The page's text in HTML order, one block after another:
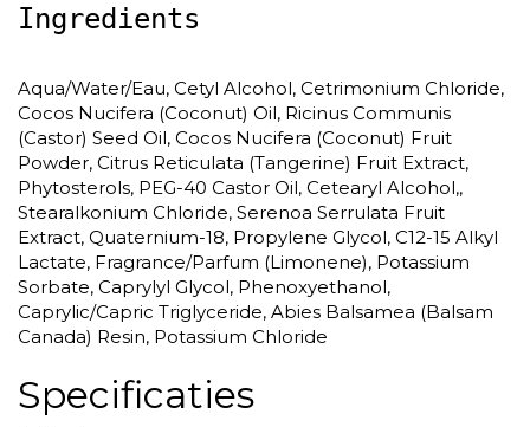
Ingredients
Aqua/Water/Eau, Cetyl Alcohol, Cetrimonium Chloride,
Cocos Nucifera (Coconut) Oil, Ricinus Communis
(Castor) Seed Oil, Cocos Nucifera (Coconut) Fruit
Powder, Citrus Reticulata (Tangerine) Fruit Extract,
Phytosterols, PEG-40 Castor Oil, Cetearyl Alcohol,,
Stearalkonium Chloride, Serenoa Serrulata Fruit
Extract, Quaternium-18, Propylene Glycol, C12-15 Alkyl
Lactate, Fragrance/Parfum (Limonene), Potassium
Sorbate, Caprylyl Glycol, Phenoxyethanol,
Caprylic/Capric Triglyceride, Abies Balsamea (Balsam
Canada) Resin, Potassium Chloride
Specificaties